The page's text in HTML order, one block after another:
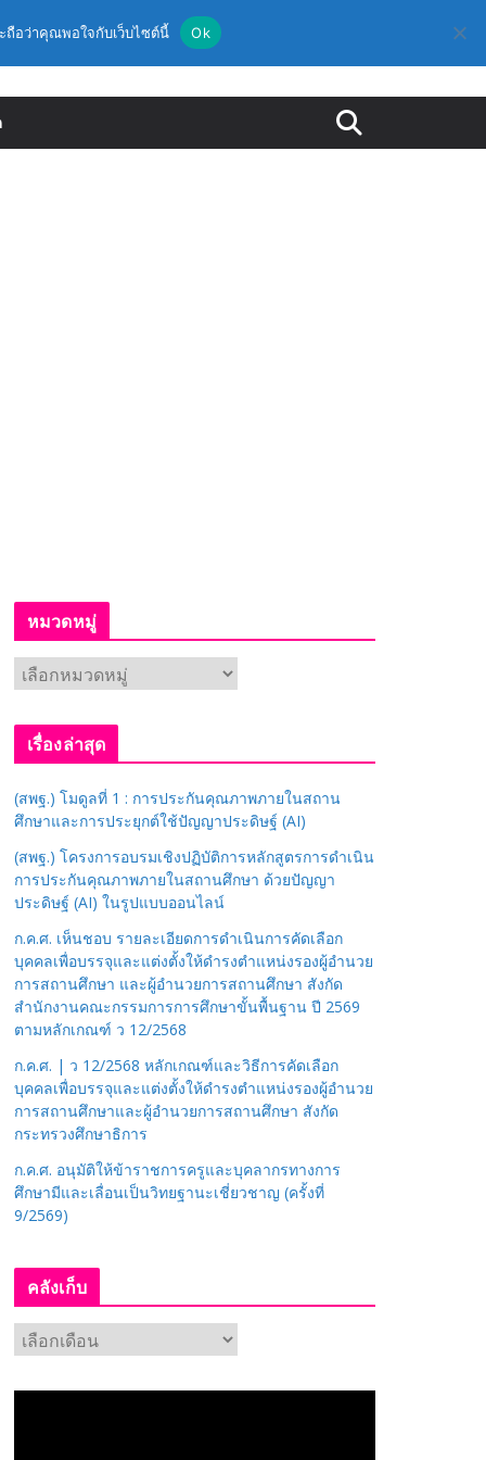
หมวดหมู่
ม
ว
มู่
เรื่องล่าสุด
(สพฐ.) โมดูลที่ 1 : การประกันคุณภาพภายในสถาน
ศึกษาและการประยุกต์ใช้ปัญญาประดิษฐ์ (AI)
(สพฐ.) โครงการอบรมเชิงปฏิบัติการหลักสูตรการดำเนิน
การประกันคุณภาพภายในสถานศึกษา ด้วยปัญญา
ประดิษฐ์ (AI) ในรูปแบบออนไลน์
ก.ค.ศ. เห็นชอบ รายละเอียดการดำเนินการคัดเลือก
บุคคลเพื่อบรรจุและแต่งตั้งให้ดำรงตำแหน่งรองผู้อำนวย
การสถานศึกษา และผู้อำนวยการสถานศึกษา สังกัด
สำนักงานคณะกรรมการการศึกษาขั้นพื้นฐาน ปี 2569
ตามหลักเกณฑ์ ว 12/2568
ก.ค.ศ. | ว 12/2568 หลักเกณฑ์และวิธีการคัดเลือก
บุคคลเพื่อบรรจุและแต่งตั้งให้ดำรงตำแหน่งรองผู้อำนวย
การสถานศึกษาและผู้อำนวยการสถานศึกษา สังกัด
กระทรวงศึกษาธิการ
ก.ค.ศ. อนุมัติให้ข้าราชการครูและบุคลากรทางการ
ศึกษามีและเลื่อนเป็นวิทยฐานะเชี่ยวชาญ (ครั้งที่
9/2569)
คลังเก็บ
ลั
ง
ถือว่าคุณพอใจกับเว็บไซต์นี้ Ok